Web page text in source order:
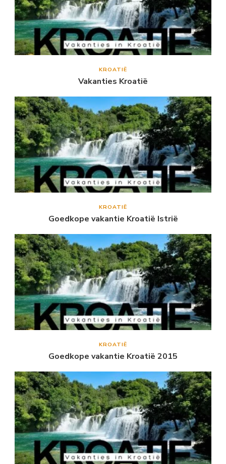
KROATIË
Vakanties Kroatië
KROATIË
Goedkope vakantie Kroatië Istrië
KROATIË
Goedkope vakantie Kroatië 2015